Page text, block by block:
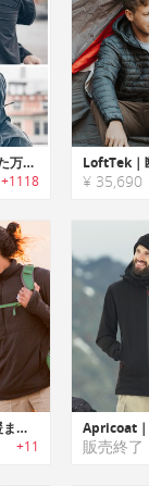
Action Jacket｜機能性に優れた万能アウトドアジャケット「アクションジャケット」
+1118 ¥ 35,690
Ember｜USB-C PDで瞬時に暖まれる通気性に優れたヒーティングジャケット「エンバー」
+11 販売終了